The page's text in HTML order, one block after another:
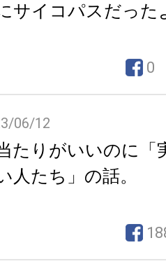
サイコパスだった
0
06/12
たりがいいのに「
人たち」の話。